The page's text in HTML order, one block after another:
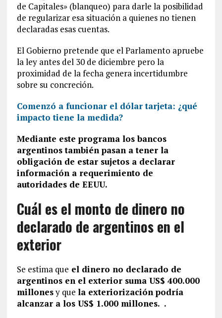
de Capitales» (blanqueo) para darle la posibilidad
de regularizar esa situación a quienes no tienen
declaradas esas cuentas.
El Gobierno pretende que el Parlamento apruebe
la ley antes del 30 de diciembre pero la
proximidad de la fecha genera incertidumbre
sobre su concreción.
Comenzó a funcionar el dólar tarjeta: ¿qué
impacto tiene la medida?
Mediante este programa los bancos
argentinos también pasan a tener la
obligación de estar sujetos a declarar
información a requerimiento de
autoridades de EEUU.
Cuál es el monto de dinero no
declarado de argentinos en el
exterior
Se estima que el dinero no declarado de
argentinos en el exterior suma US$ 400.000
millonesy que la exteriorización podría
alcanzar a los US$ 1.000 millones. .